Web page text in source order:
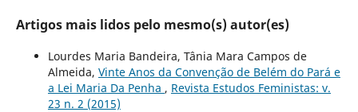
Artigos mais lidos pelo mesmo(s) autor(es)
Lourdes Maria Bandeira, Tânia Mara Campos de
Almeida, Vinte Anos da Convenção de Belém do Pará e
a Lei Maria Da Penha , Revista Estudos Feministas: v.
23 n. 2 (2015)